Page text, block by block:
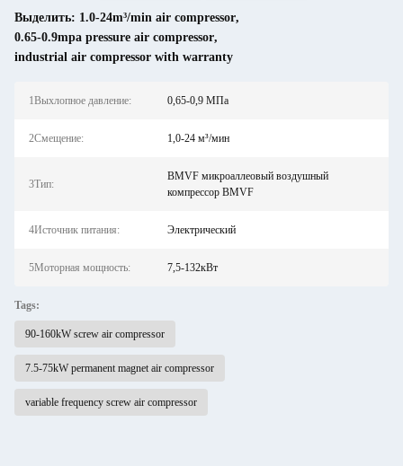
Выделить: 1.0-24m³/min air compressor,
0.65-0.9mpa pressure air compressor,
industrial air compressor with warranty
1Выхлопное давление: 0,65-0,9 МПа
2Смещение: 1,0-24 м³/мин
3Тип:
BMVF микроаллеовый воздушный
компрессор BMVF
4Источник питания: Электрический
5Моторная мощность: 7,5-132кВт
Tags:
90-160kW screw air compressor
7.5-75kW permanent magnet air compressor
variable frequency screw air compressor